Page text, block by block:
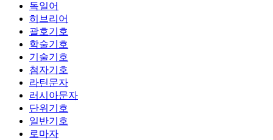
독일어
히브리어
괄호기호
학술기호
기술기호
첨자기호
라틴문자
러시아문자
단위기호
일반기호
로마자